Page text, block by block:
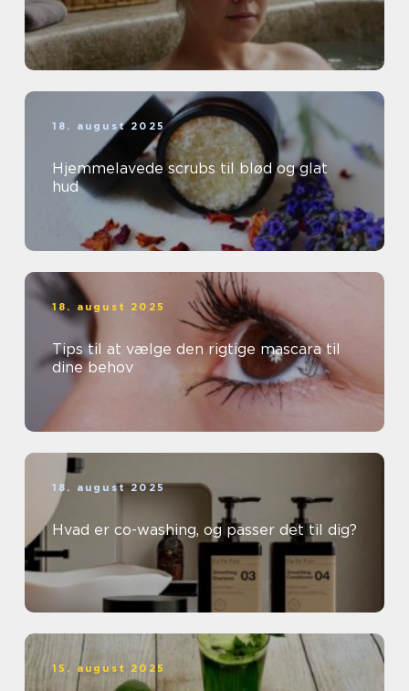
18. august 2025
Hjemmelavede scrubs til blød og glat
hud
18. august 2025
Tips til at vælge den rigtige mascara til
dine behov
18. august 2025
Hvad er co-washing, og passer det til dig?
15. august 2025